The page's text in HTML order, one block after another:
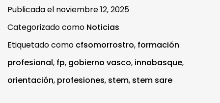
Publicada el noviembre 12, 2025
Categorizado como Noticias
Etiquetado como cfsomorrostro, formación
profesional, fp, gobierno vasco, innobasque,
orientación, profesiones, stem, stem sare